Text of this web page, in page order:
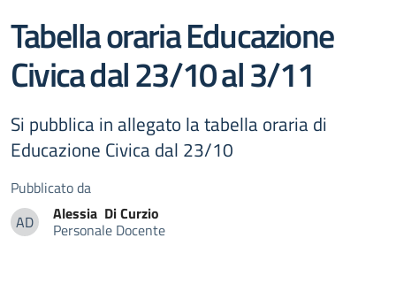
Tabella oraria Educazione
Civica dal 23/10 al 3/11
Si pubblica in allegato la tabella oraria di
Educazione Civica dal 23/10
Pubblicato da
ADAlessia Di Curzio
Alessia Di Curzio
Personale Docente